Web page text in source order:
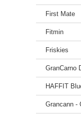
First Mate
Fitmin
Friskies
GranCarno
HAFFIT
Grancann -